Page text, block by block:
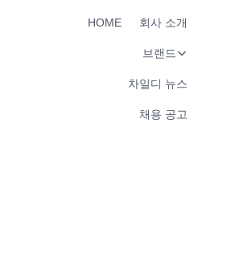
HOME 회사 소개
브랜드
차일디 뉴스
채용 공고